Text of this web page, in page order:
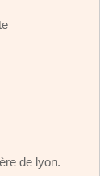
de lyon.